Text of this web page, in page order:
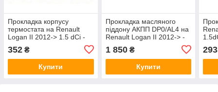
Прокладка корпусу
термостата на Renault
Logan II 2012-> 1.5 dCi -
Nissan (Оригінал) - 11072-
00Q0E
352 ₴
Купити
Прокладка масляного
піддону АКПП DP0/AL4 на
Renault Logan II 2012-> -
7700871802
1 850₴
Купити
293